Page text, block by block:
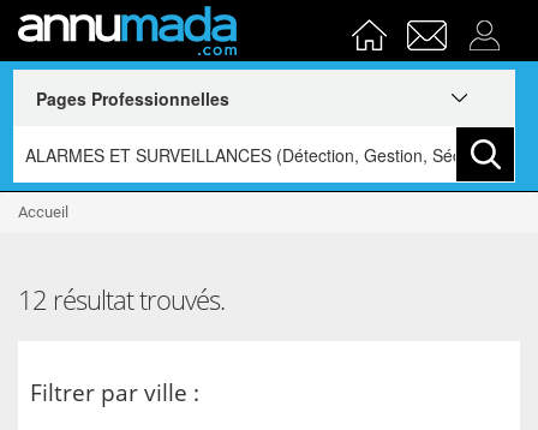
Accueil
12 résultat trouvés.
Filtrer par ville :